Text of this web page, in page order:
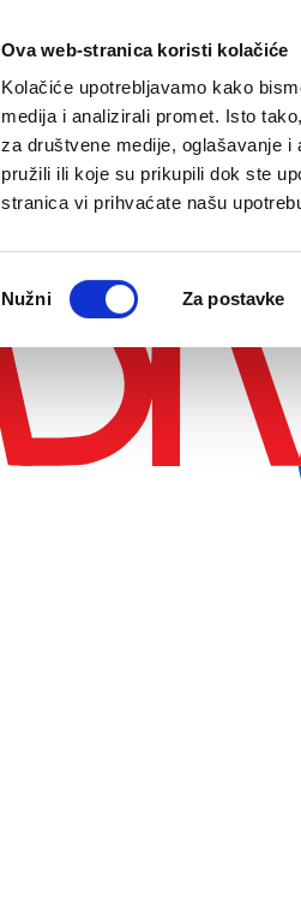
Ova web-stranica koristi kolačiće
Kolačiće upotrebljavamo kako
medija i analizirali promet. Isto
za društvene medije, oglašavanje
pružili ili koje su prikupili dok ste
stranica vi prihvaćate našu
pristanka
Nužni Za postavke